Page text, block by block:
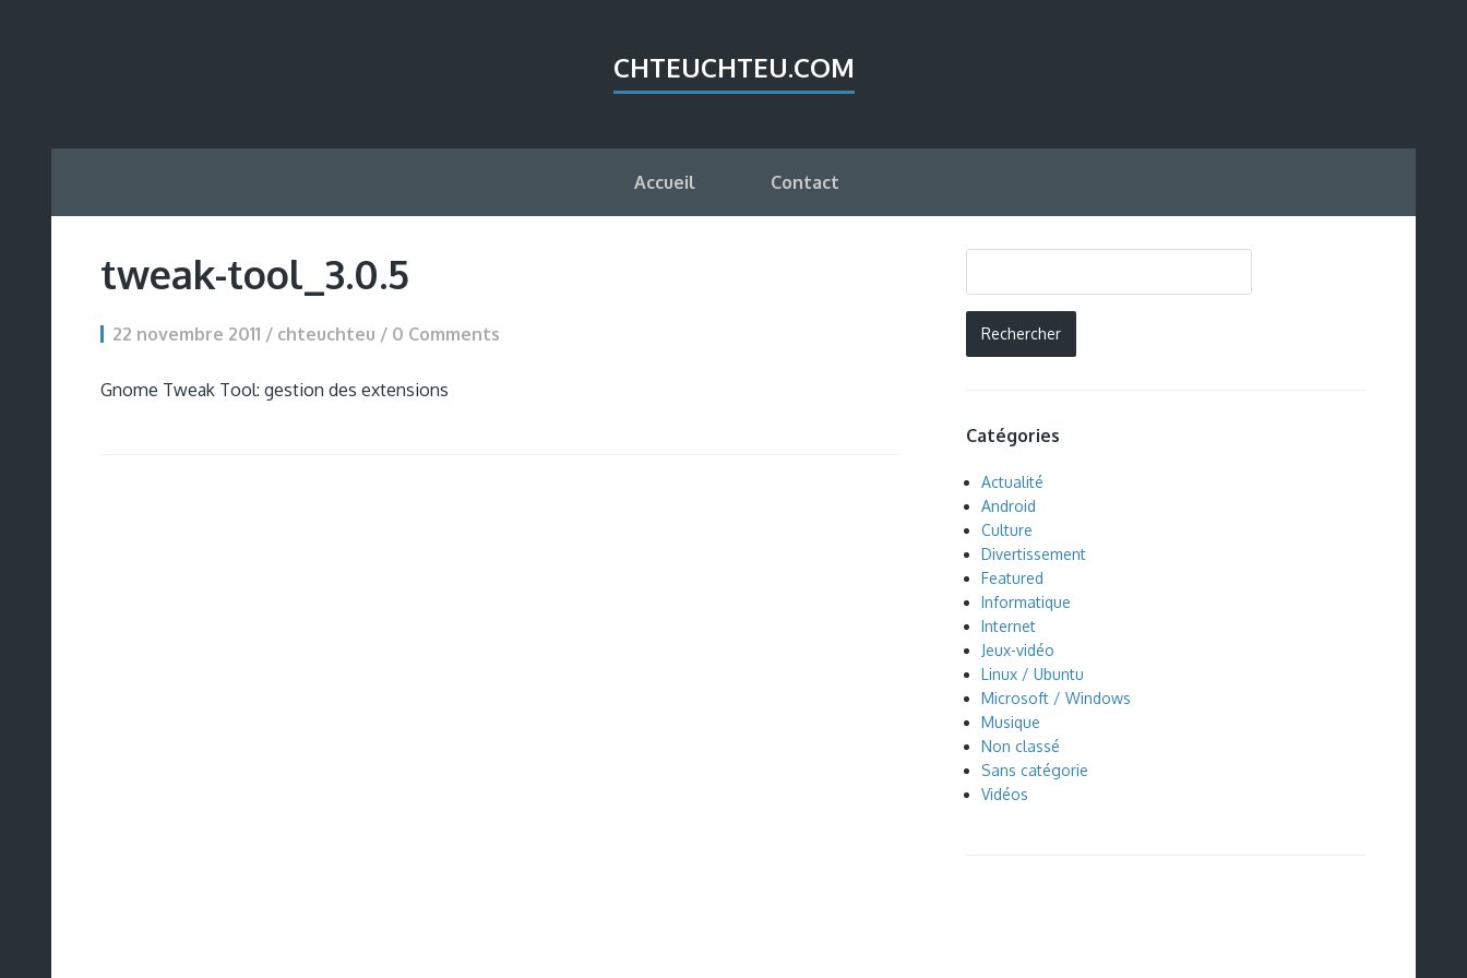
CHTEUCHTEU.COM
Accueil Contact
tweak-tool_3.0.5
22 novembre 2011 / chteuchteu / 0 Comments
Gnome Tweak Tool: gestion des extensions
Catégories
Actualité
Android
Culture
Divertissement
Featured
Informatique
Internet
Jeux-vidéo
Linux / Ubuntu
Microsoft / Windows
Musique
Non classé
Sans catégorie
Vidéos